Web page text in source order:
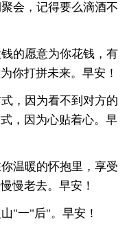
会，记得要么滴酒不
的愿意为你花钱，有
你打拼未来。早安！
，因为看不到对方的
，因为心贴着心。早
温暖的怀抱里，享受
慢老去。早安！
"一"后"。早安！